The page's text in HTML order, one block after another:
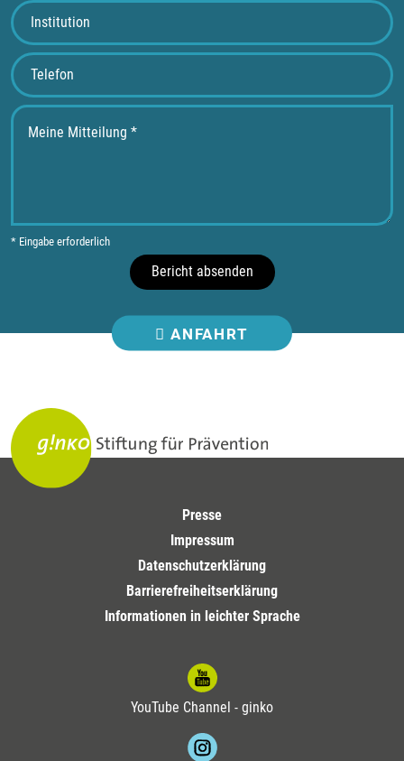
* Eingabe erforderlich
Bericht absenden
ANFAHRT
Presse
Impressum
Datenschutzerklärung
Barrierefreiheitserklärung
Informationen in leichter Sprache
YouTube Channel - ginko